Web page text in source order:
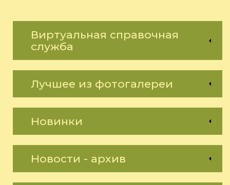
Виртуальная справочная
служба
Лучшее из фотогалереи
Новинки
Новости - архив